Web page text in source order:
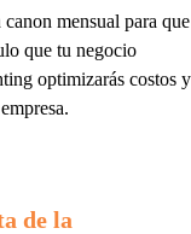
mensual para que
que tu negocio
optimizarás costos y
de la